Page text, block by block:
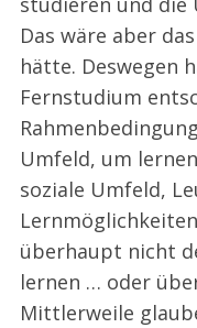
Das wäre aber
hätte. Deswegen
Fernstudium
Umfeld, um
soziale Umfeld,
überhaupt nicht
lernen … oder
Mittlerweile